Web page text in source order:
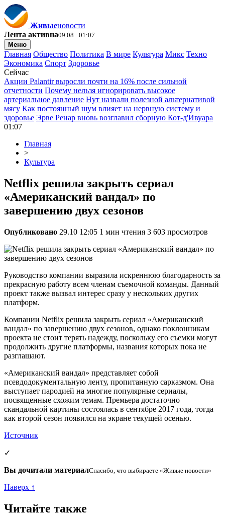
Живыеновости
Лента активна09.08 · 01:07
Меню
Главная Общество Политика В мире Культура Микс Техно
Экономика Спорт Здоровье
Сейчас
Акции Palantir выросли почти на 16% после сильной
отчетности Почему нельзя игнорировать высокое
артериальное давление Нут назвали полезной альтернативой
мясу Как постоянный шум влияет на нервную систему и
здоровье Эрве Ренар вновь возглавил сборную Кот-д'Ивуара
01:07
Главная
>
Культура
Netflix решила закрыть сериал
«Американский вандал» по
завершению двух сезонов
Опубликовано 29.10 12:05 1 мин чтения 3 603 просмотров
Руководство компании выразила искреннюю благодарность за
прекрасную работу всем членам съемочной команды. Данный
проект также вызвал интерес сразу у нескольких других
платформ.
Компании Netflix решила закрыть сериал «Американский
вандал» по завершению двух сезонов, однако поклонникам
проекта не стоит терять надежду, поскольку его съемки могут
продолжить другие платформы, названия которых пока не
разглашают.
«Американский вандал» представляет собой
псевдодокументальную ленту, пропитанную сарказмом. Она
выступает пародией на многие популярные сериалы,
посвященные схожим темам. Премьера достаточно
скандальной картины состоялась в сентябре 2017 года, тогда
как второй сезон появился на экране текущей осенью.
Источник
✓
Вы дочитали материалСпасибо, что выбираете «Живые новости»
Наверх ↑
Читайте также